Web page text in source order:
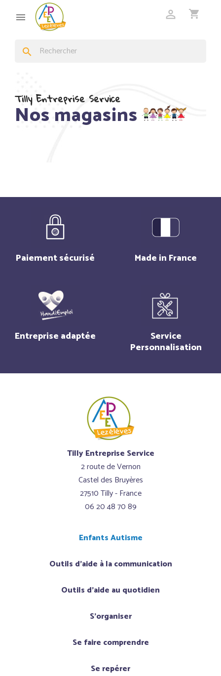
 shopping_cart

search
Tilly Entreprise Service
Nos magasins
Paiement sécurisé Made in France
Entreprise adaptée Service
Personnalisation
Tilly Entreprise Service
2 route de Vernon
Castel des Bruyères
27510 Tilly - France
06 20 48 70 89
Enfants Autisme
Outils d'aide à la communication
Outils d'aide au quotidien
S'organiser
Se faire comprendre
Se repérer